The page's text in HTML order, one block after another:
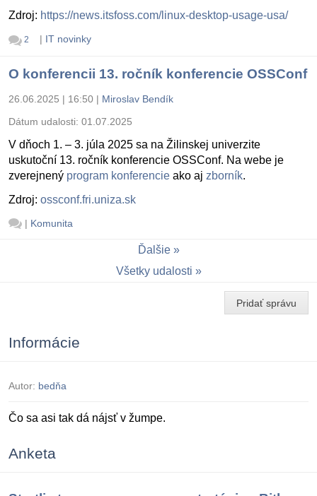
Zdroj: https://news.itsfoss.com/linux-desktop-usage-usa/
2 | IT novinky
O konferencii 13. ročník konferencie OSSConf
26.06.2025 | 16:50 | Miroslav Bendík
Dátum udalosti: 01.07.2025
V dňoch 1. – 3. júla 2025 sa na Žilinskej univerzite
uskutoční 13. ročník konferencie OSSConf. Na webe je
zverejnený program konferencie ako aj zborník.
Zdroj: ossconf.fri.uniza.sk
| Komunita
Ďalšie
Všetky udalosti
Pridať správu
Informácie
Autor: bedňa
Čo sa asi tak dá nájsť v žumpe.
Anketa